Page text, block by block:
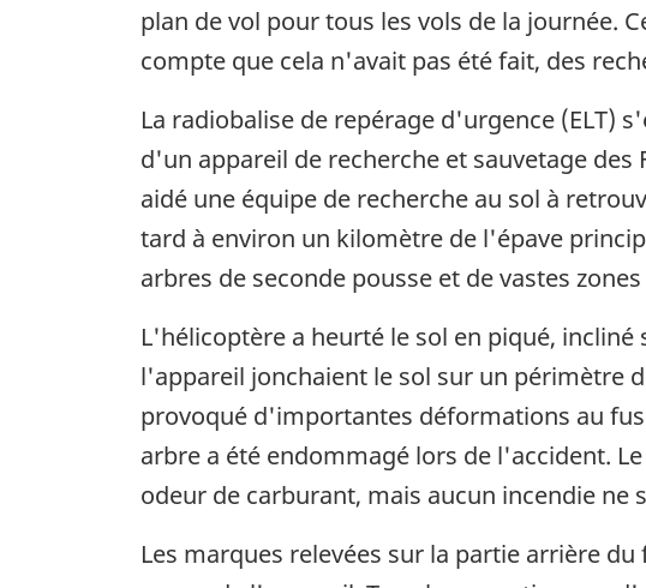
plan de vol pour tous les vols de la journée.
compte que cela n'avait pas été fait, des
La radiobalise de repérage d'urgence (ELT)
d'un appareil de recherche et sauvetage
aidé une équipe de recherche au sol à
tard à environ un kilomètre de l'épave
arbres de seconde pousse et de vastes
L'hélicoptère a heurté le sol en piqué,
l'appareil jonchaient le sol sur un périmètre
provoqué d'importantes déformations au
arbre a été endommagé lors de l'accident.
odeur de carburant, mais aucun incendie ne
Les marques relevées sur la partie arrière